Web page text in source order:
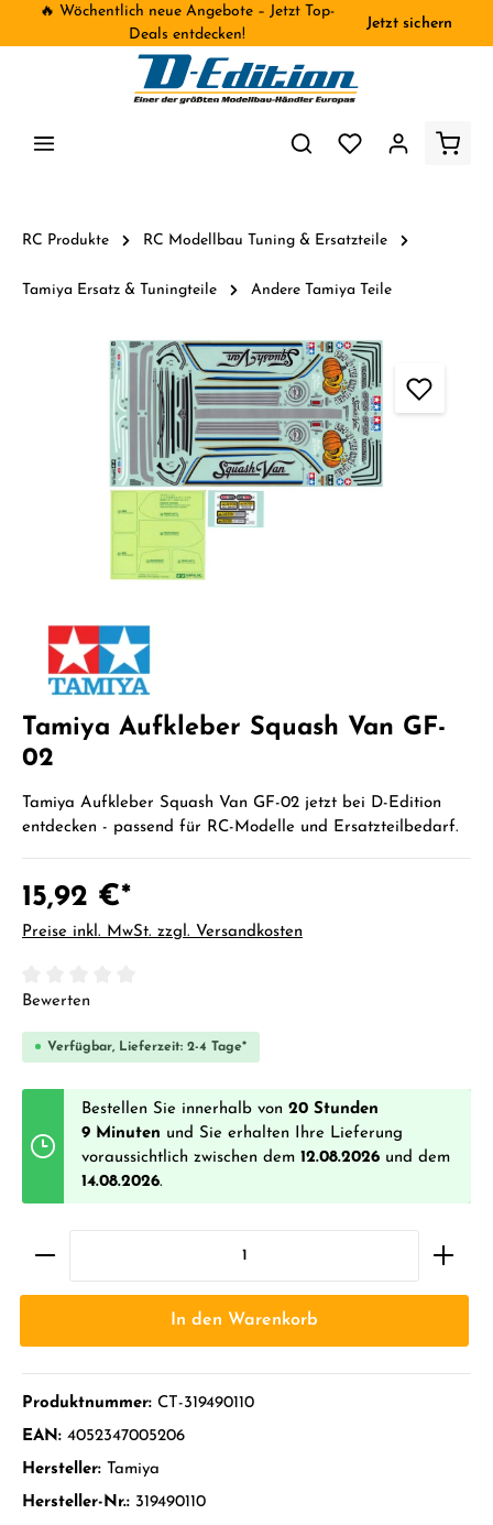
🔥 Wöchentlich neue Angebote – Jetzt Top-
Deals entdecken!
Jetzt sichern
RC Produkte RC Modellbau Tuning & Ersatzteile
Tamiya Ersatz & Tuningteile Andere Tamiya Teile
Tamiya Aufkleber Squash Van GF-
02
Tamiya Aufkleber Squash Van GF-02 jetzt bei D-Edition
entdecken - passend für RC-Modelle und Ersatzteilbedarf.
15,92 €*
Preise inkl. MwSt. zzgl. Versandkosten
Durchschnittliche Bewertung von 0 von 5 Sternen
Bewerten
Verfügbar, Lieferzeit: 2-4 Tage*
Bestellen Sie innerhalb von 20 Stunden
9 Minuten und Sie erhalten Ihre Lieferung
voraussichtlich zwischen dem 12.08.2026 und dem
14.08.2026.
In den Warenkorb
Produktnummer: CT-319490110
EAN: 4052347005206
Hersteller: Tamiya
Hersteller-Nr.: 319490110